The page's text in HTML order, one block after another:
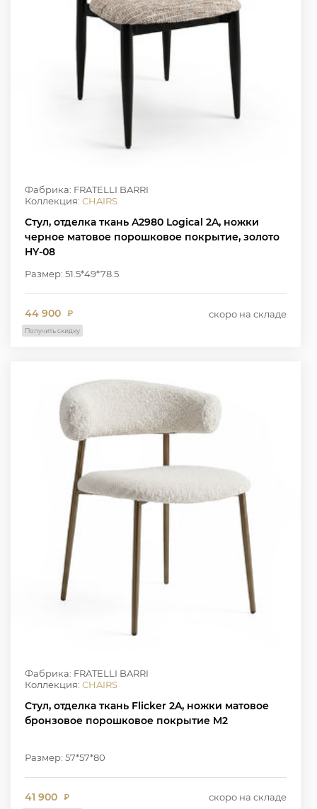
Фабрика: FRATELLI BARRI
Коллекция: CHAIRS
Стул, отделка ткань A2980 Logical 2A, ножки
черное матовое порошковое покрытие, золото
HY-08
Размер: 51.5*49*78.5
44 900 ₽ скоро на складе
Получить скидку
Фабрика: FRATELLI BARRI
Коллекция: CHAIRS
Стул, отделка ткань Flicker 2A, ножки матовое
бронзовое порошковое покрытие M2
Размер: 57*57*80
41 900 ₽ скоро на складе